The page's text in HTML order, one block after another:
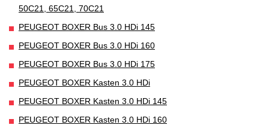
50C21, 65C21, 70C21
PEUGEOT BOXER Bus 3.0 HDi 145
PEUGEOT BOXER Bus 3.0 HDi 160
PEUGEOT BOXER Bus 3.0 HDi 175
PEUGEOT BOXER Kasten 3.0 HDi
PEUGEOT BOXER Kasten 3.0 HDi 145
PEUGEOT BOXER Kasten 3.0 HDi 160